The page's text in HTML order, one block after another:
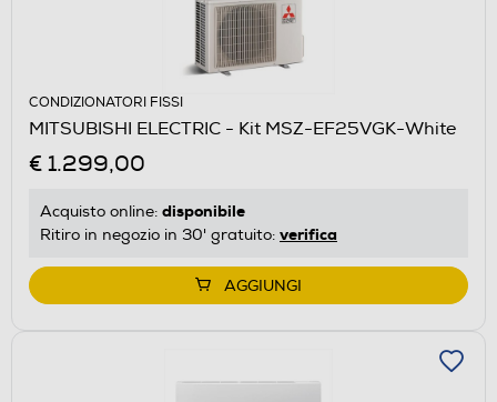
CONDIZIONATORI FISSI
MITSUBISHI ELECTRIC - Kit MSZ-EF25VGK-White
€ 1.299,00
Acquisto online: disponibile
Ritiro in negozio in 30' gratuito: verifica
AGGIUNGI